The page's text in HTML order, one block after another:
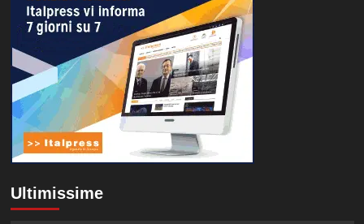
Ultimissime